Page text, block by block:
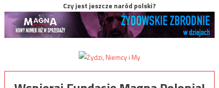
Czy jest jeszcze naród polski?